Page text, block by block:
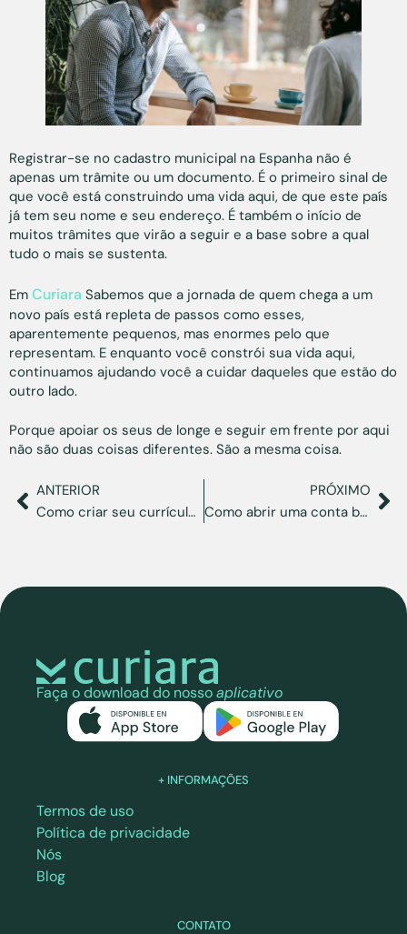
Registrar-se no cadastro municipal na Espanha não é
apenas um trâmite ou um documento. É o primeiro sinal de
que você está construindo uma vida aqui, de que este país
já tem seu nome e seu endereço. É também o início de
muitos trâmites que virão a seguir e a base sobre a qual
tudo o mais se sustenta.
Em Curiara Sabemos que a jornada de quem chega a um
novo país está repleta de passos como esses,
aparentemente pequenos, mas enormes pelo que
representam. E enquanto você constrói sua vida aqui,
continuamos ajudando você a cuidar daqueles que estão do
outro lado.
Porque apoiar os seus de longe e seguir em frente por aqui
não são duas coisas diferentes. São a mesma coisa.
ANTERIOR
Como criar seu currículo com IA: como usar a tecnologia para abrir novas portas
PRÓXIMO
Como abrir uma conta bancária na Espanha com passaporte de forma legal?
Faça o download do nossoaplicativo
+ INFORMAÇÕES
Termos de uso
Política de privacidade
Nós
Blog
CONTATO